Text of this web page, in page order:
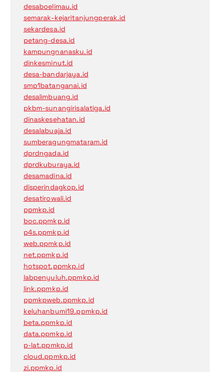
desaboelimau.id
semarak-kejaritanjungperak.id
sekardesa.id
petang-desa.id
kampungnanasku.id
dinkesminut.id
desa-bandarjaya.id
smp1batanganai.id
desalimbuang.id
pkbm-sunangirisalatiga.id
dinaskesehatan.id
desalabuaja.id
sumberagungmataram.id
dprdngada.id
dprdkuburaya.id
desamadina.id
disperindagkop.id
desatirowali.id
ppmkp.id
boc.ppmkp.id
p4s.ppmkp.id
web.ppmkp.id
net.ppmkp.id
hotspot.ppmkp.id
labpenyuluh.ppmkp.id
link.ppmkp.id
ppmkpweb.ppmkp.id
keluhanbumi19.ppmkp.id
beta.ppmkp.id
data.ppmkp.id
p-lat.ppmkp.id
cloud.ppmkp.id
zi.ppmkp.id